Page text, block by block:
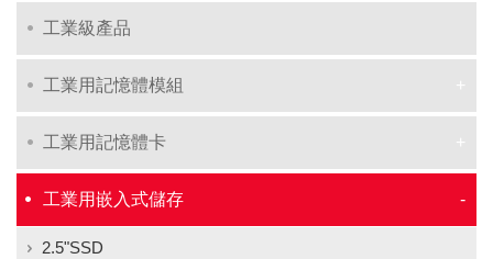
工業級產品
工業用記憶體模組
工業用記憶體卡
工業用嵌入式儲存
2.5"SSD